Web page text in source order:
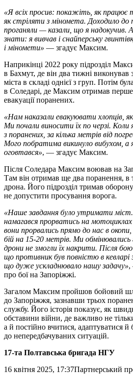
«Я всіх просив: покажіть, як працює
як стріляти з міномета. Доходило
проганяли — казали, що я надокучив.
знати: я вивчав і снайперську
і міномети» — згадує Максим.
Наприкінці 2022 року підрозділ
в Бахмут, де він два тижні виконував
міста в складі однієї з груп. Потім
в Соледарі, де Максим отримав
евакуації поранених.
«Нам наказали евакуювати хлопців,
Ми почали виносити їх по черзі. Коли
з поранених, за кілька метрів від
Мого побратима викинуло вибухом, а
оговтався», — згадує Максим.
Після Соледара Максим воював на
Там він отримав ще два поранення, в
дрона. Його підрозділ тримав
не допустити просування ворога.
«Наше завдання було утримати міст.
намагався прорватись на
вони прорвались прямо до нас в
бій на 15-20 метрів. Ми
дрони не змогли їх накрити. Після
що противник був повністю в кевларі
що дуже ускладнювало нашу задачу»,
про бої на Запоріжжі.
Загалом Максим пройшов бойовий
до Запоріжжя, зазнавши трьох
службу. Його історія показує, як
обставини війни, де важливо не
а й постійно вчитися, адаптуватися й
до непередбачуваних ситуацій.
17-та Полтавська бригада НГУ
16 квітня 2025, 17:37Партнерський